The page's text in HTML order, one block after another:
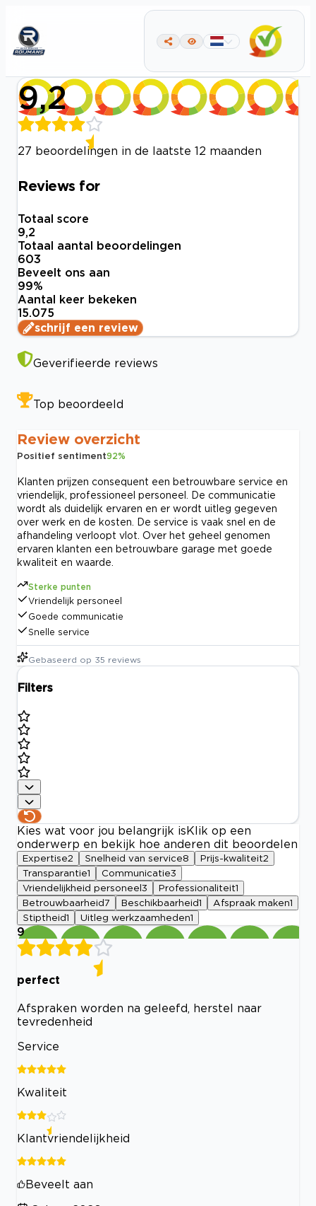
9,2
27 beoordelingen in de laatste 12 maanden
Reviews for
Totaal score
9,2
Totaal aantal beoordelingen
603
Beveelt ons aan
99%
Aantal keer bekeken
15.075
schrijf een review
Geverifieerde reviews
Top beoordeeld
Review overzicht
Positief sentiment92%
Klanten prijzen consequent een betrouwbare service en
vriendelijk, professioneel personeel. De communicatie
wordt als duidelijk ervaren en er wordt uitleg gegeven
over werk en de kosten. De service is vaak snel en de
afhandeling verloopt vlot. Over het geheel genomen
ervaren klanten een betrouwbare garage met goede
kwaliteit en waarde.
Sterke punten
Vriendelijk personeel
Goede communicatie
Snelle service
Gebaseerd op 35 reviews
Filters
Kies wat voor jou belangrijk is Klik op een
onderwerp en bekijk hoe anderen dit beoordelen
Expertise2 Snelheid van service8 Prijs-kwaliteit2
Transparantie1 Communicatie3
Vriendelijkheid personeel 3 Professionaliteit1
Betrouwbaarheid7 Beschikbaarheid1 Afspraak maken1
Stiptheid1 Uitleg werkzaamheden1
9
perfect
Afspraken worden na geleefd, herstel naar
tevredenheid
Service
Kwaliteit
Klantvriendelijkheid
Beveelt aan